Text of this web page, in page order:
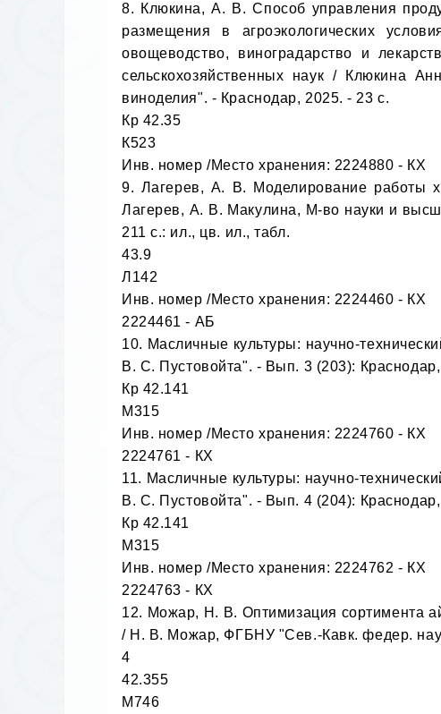
8. Клюкина, А. В. Способ управления
размещения в агроэкологических
овощеводство, виноградарство и
сельскохозяйственных наук / Клюкина
виноделия". - Краснодар, 2025. - 23 с.
Кр 42.35
К523
Инв. номер /Место хранения: 2224880 - КХ
9. Лагерев, А. В. Моделирование работы
Лагерев, А. В. Макулина, М-во науки и
211 с.: ил., цв. ил., табл.
43.9
Л142
Инв. номер /Место хранения: 2224460 - КХ
2224461 - АБ
10. Масличные культуры: научно-
В. С. Пустовойта". - Вып. 3 (203):
Кр 42.141
М315
Инв. номер /Место хранения: 2224760 - КХ
2224761 - КХ
11. Масличные культуры: научно-
В. С. Пустовойта". - Вып. 4 (204):
Кр 42.141
М315
Инв. номер /Место хранения: 2224762 - КХ
2224763 - КХ
12. Можар, Н. В. Оптимизация сортимента
/ Н. В. Можар, ФГБНУ "Сев.-Кавк. федер.
4
42.355
М746